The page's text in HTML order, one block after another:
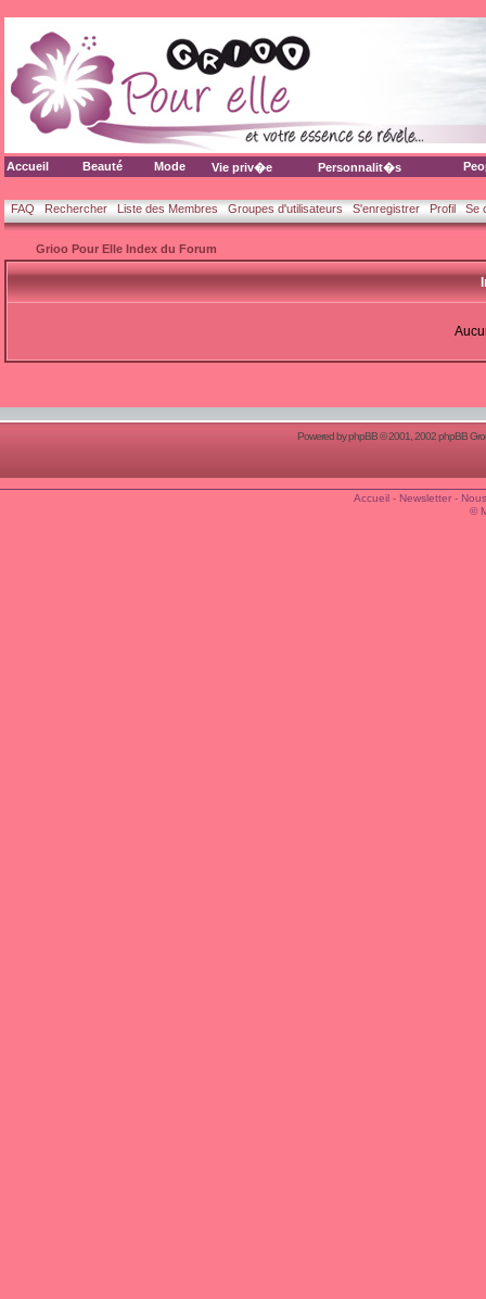
Accueil Beauté Mode Vie priv�e Personnalit�s
FAQ Rechercher Liste des Membres Groupes d'utilisateurs S'enregistrer Profil Se
Grioo Pour Elle Index du Forum
Powered byphpBB© 2001, 2002 phpBB
Accueil- Newsletter-
©